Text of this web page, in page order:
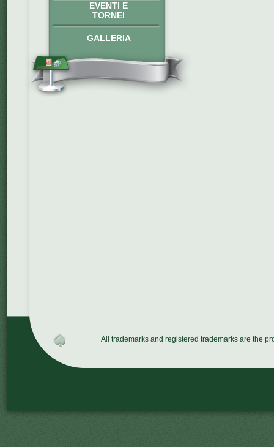
EVENTI E
TORNEI
GALLERIA
All trademarks and registered trademarks are the